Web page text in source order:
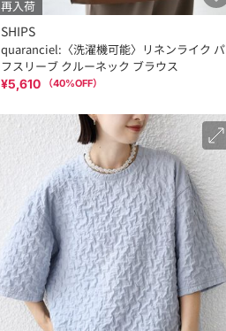
再入荷
SHIPS
quaranciel:〈洗濯機可能〉リネンライク パ
フスリーブ クルーネック ブラウス
¥5,610 （40%OFF）